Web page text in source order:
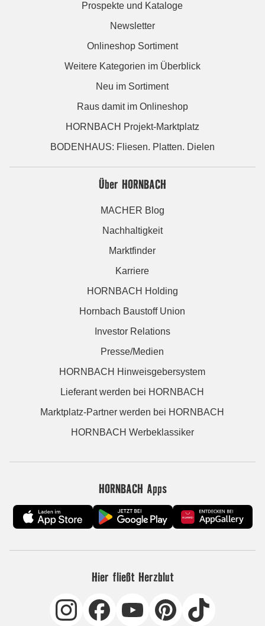
Prospekte und Kataloge
Newsletter
Onlineshop Sortiment
Weitere Kategorien im Überblick
Neu im Sortiment
Raus damit im Onlineshop
HORNBACH Projekt-Marktplatz
BODENHAUS: Fliesen. Platten. Dielen
Über HORNBACH
MACHER Blog
Nachhaltigkeit
Marktfinder
Karriere
HORNBACH Holding
Hornbach Baustoff Union
Investor Relations
Presse/Medien
HORNBACH Hinweisgebersystem
Lieferant werden bei HORNBACH
Marktplatz-Partner werden bei HORNBACH
HORNBACH Werbeklassiker
HORNBACH Apps
Hier fließt Herzblut